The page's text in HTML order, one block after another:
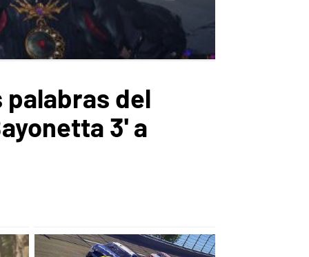
palabras del
3' a